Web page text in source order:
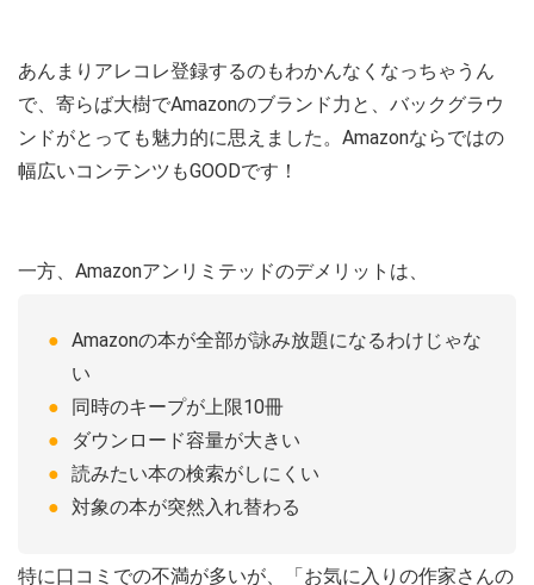
あんまりアレコレ登録するのもわかんなくなっちゃうん
で、寄らば大樹でAmazonのブランド力と、バックグラウ
ンドがとっても魅力的に思えました。Amazonならではの
幅広いコンテンツもGOODです！
一方、Amazonアンリミテッドのデメリットは、
Amazonの本が全部が詠み放題になるわけじゃな
い
同時のキープが上限10冊
ダウンロード容量が大きい
読みたい本の検索がしにくい
対象の本が突然入れ替わる
特に口コミでの不満が多いが、「お気に入りの作家さんの